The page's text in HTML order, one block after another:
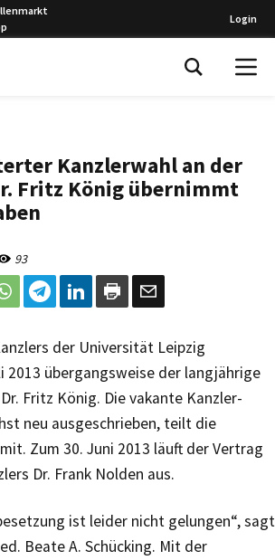
Login
Kanzlerwahl an der
Fritz König übernimmt
93
der Universität Leipzig
2013 übergangsweise der langjährige
Fritz König. Die vakante Kanzler-
neu ausgeschrieben, teilt die
Zum 30. Juni 2013 läuft der Vertrag
Dr. Frank Nolden aus.
ist leider nicht gelungen“, sagt
Beate A. Schücking. Mit der